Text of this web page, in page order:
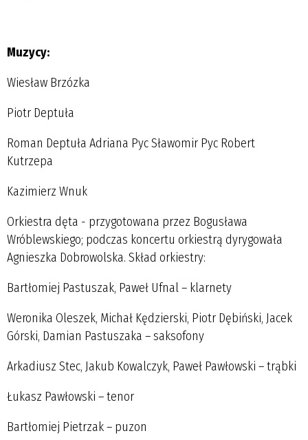
Muzycy:
Wiesław Brzózka
Piotr Deptuła
Roman Deptuła Adriana Pyc Sławomir Pyc Robert
Kutrzepa
Kazimierz Wnuk
Orkiestra dęta - przygotowana przez Bogusława
Wróblewskiego; podczas koncertu orkiestrą dyrygowała
Agnieszka Dobrowolska. Skład orkiestry:
Bartłomiej Pastuszak, Paweł Ufnal – klarnety
Weronika Oleszek, Michał Kędzierski, Piotr Dębiński, Jacek
Górski, Damian Pastuszaka – saksofony
Arkadiusz Stec, Jakub Kowalczyk, Paweł Pawłowski – trąbki
Łukasz Pawłowski – tenor
Bartłomiej Pietrzak – puzon